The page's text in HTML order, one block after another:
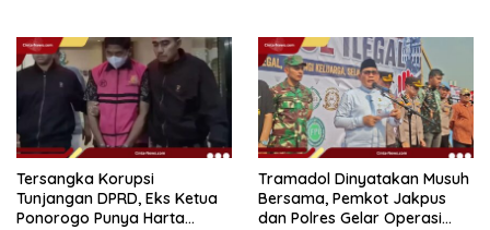
Tersangka Korupsi
Tunjangan DPRD, Eks Ketua
Ponorogo Punya Harta
Tramadol Dinyatakan Musuh
Bersama, Pemkot Jakpus
dan Polres Gelar Operasi